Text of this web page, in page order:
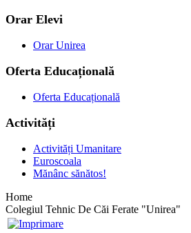
Orar Elevi
Orar Unirea
Oferta Educațională
Oferta Educațională
Activități
Activități Umanitare
Euroscoala
Mănânc sănătos!
Home
Colegiul Tehnic De Căi Ferate "Unirea"